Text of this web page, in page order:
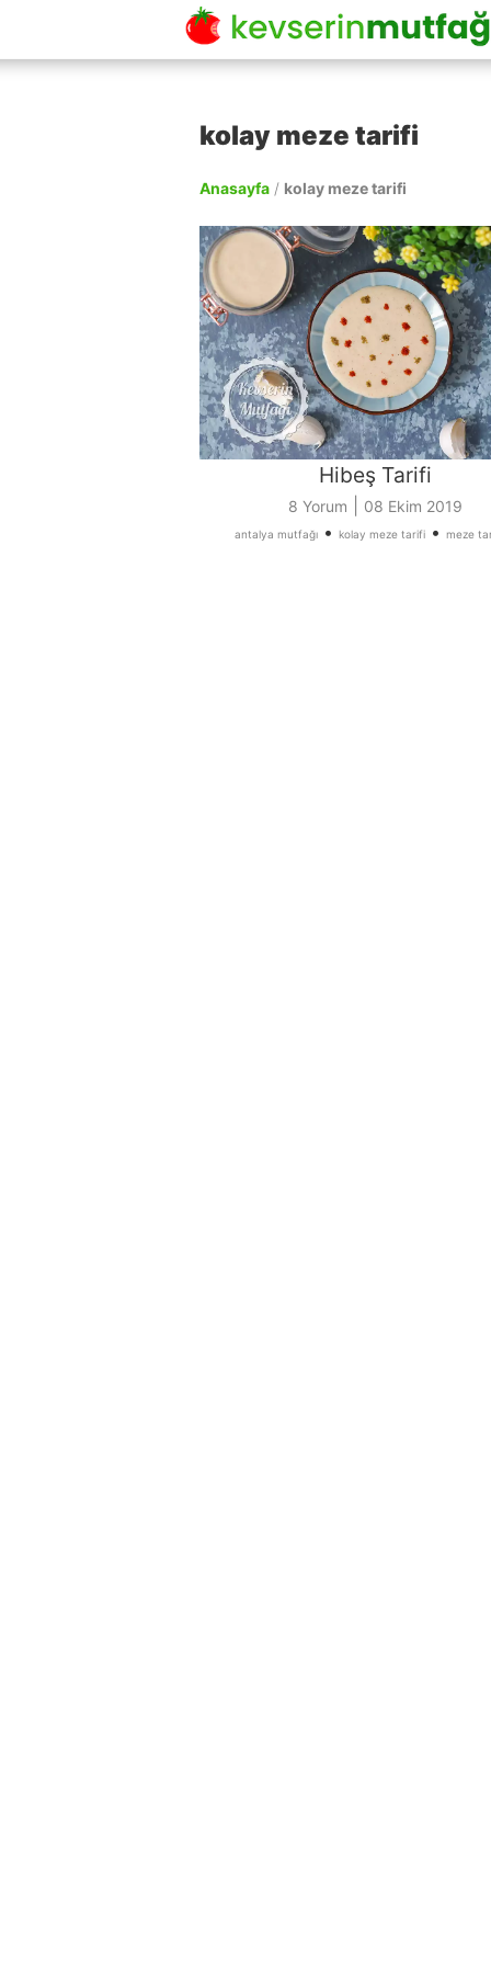
kolay meze tarifi
Anasayfa / kolay meze tarifi
Hibeş Tarifi
8 Yorum 08 Ekim 2019
antalya mutfağı • kolay meze tarifi • meze